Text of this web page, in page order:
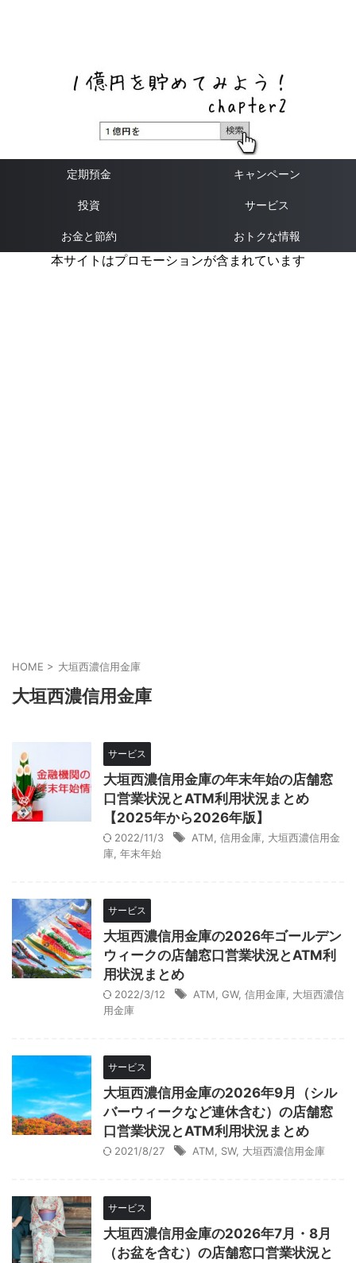
定期預金 キャンペーン
投資 サービス
お金と節約 おトクな情報
本サイトはプロモーションが含まれています
HOME > 大垣西濃信用金庫
大垣西濃信用金庫
サービス
大垣西濃信用金庫の年末年始の店舗窓
口営業状況とATM利用状況まとめ
【2025年から2026年版】
2022/11/3 ATM 信用金庫 大垣西濃信用金
庫 年末年始
サービス
大垣西濃信用金庫の2026年ゴールデン
ウィークの店舗窓口営業状況とATM利
用状況まとめ
2022/3/12 ATM GW, 信用金庫 大垣西濃信
用金庫
サービス
大垣西濃信用金庫の2026年9月（シル
バーウィークなど連休含む）の店舗窓
口営業状況とATM利用状況まとめ
2021/8/27 ATM SW, 大垣西濃信用金庫
サービス
大垣西濃信用金庫の2026年7月・8月
（お盆を含む）の店舗窓口営業状況と